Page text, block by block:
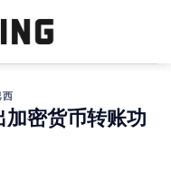
西
加密货币转账功